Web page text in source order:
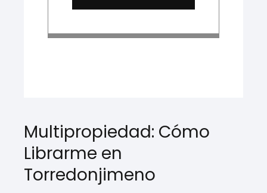
Multipropiedad: Cómo
Librarme en
Torredonjimeno